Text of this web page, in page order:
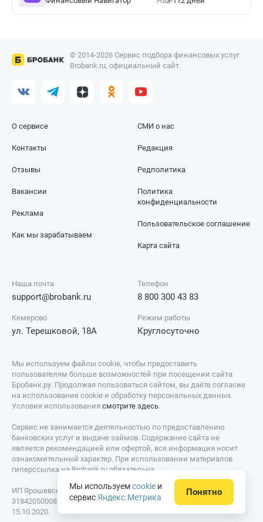
© 2014-2026 Сервис подбора финансовых услуг
Brobank.ru, официальный сайт.
О сервисе
Контакты
Отзывы
СМИ о нас
Редакция
Редполитика
Вакансии
Реклама
Как мы зарабатываем
Политика
конфиденциальности
Пользовательское соглашение
Карта сайта
Наша почта
support@brobank.ru
Телефон
8 800 300 43 83
Кемерово
ул. Терешковой, 18А
Режим работы
Круглосуточно
Мы используем файлы cookie, чтобы предоставить
пользователям больше возможностей при посещении сайта
Бробанк.ру. Продолжая пользоваться сайтом, вы даёте согласие
на использование cookie и обработку персональных данных.
Условия использования смотрите здесь.
Сервис не занимается деятельностью по предоставлению
банковских услуг и выдаче займов. Содержание сайта не
является рекомендацией или офертой, вся информация носит
ознакомительный характер. При использовании материалов
гиперссылка на Brobank.ru обязательна.
ИП Ярошевский Д.И. ИНН: 423082922740. ОГРНИП:
318420500081301. Свидетельство на товарный знак № 779639 от
15.10.2020.
Мы используемcookie и
сервис Яндекс.Метрика Понятно